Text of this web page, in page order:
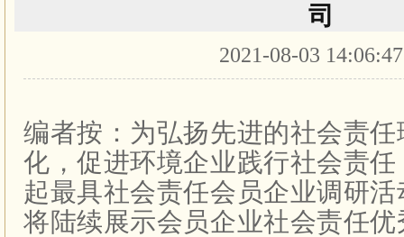
司
2021-08-03
编者按：为弘扬先进的社会责
化，促进环境企业践行社会责
起最具社会责任会员企业调研
将陆续展示会员企业社会责任